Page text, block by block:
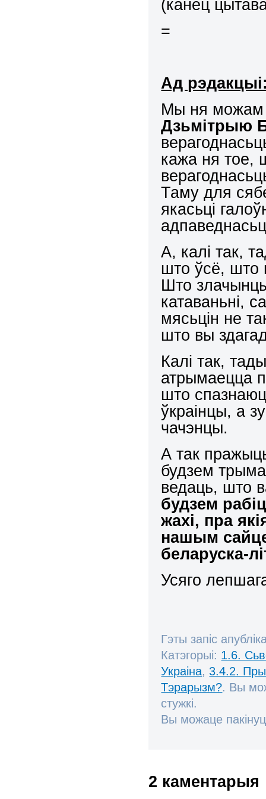
(канец
=
Ад
Мы ня можам
Дзьмітрыю
кажа ня тое,
Таму для
якасьці
А, калі так,
што ўсё, што
Што
катаваньні,
мясьцін не
што вы
Калі так,
атрымаецца
што
ўкраінцы, а
чачэнцы.
А так
будзем
ведаць, што
будзем
жахі, пра
нашым
беларуска-
Усяго
Гэты запіс
Катэгорыі: 1.6.
Украіна, 3.4.2.
Тэрарызм?. Вы
стужкі.
Вы можаце
2 каментарыя